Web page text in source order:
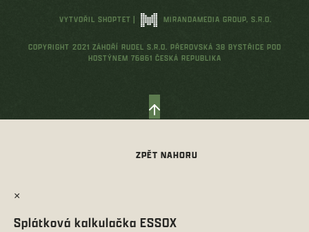
VYTVOŘIL SHOPTET | MIRANDAMEDIA GROUP, S.R.O.
COPYRIGHT 2021 ZÁHOŘÍ RUDEL S.R.O. PŘEROVSKÁ 38 BYSTŘICE POD
HOSTÝNEM 76861 ČESKÁ REPUBLIKA
×
Splátková kalkulačka ESSOX